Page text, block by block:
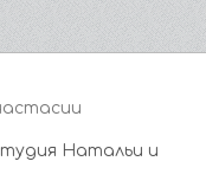
Натальи и